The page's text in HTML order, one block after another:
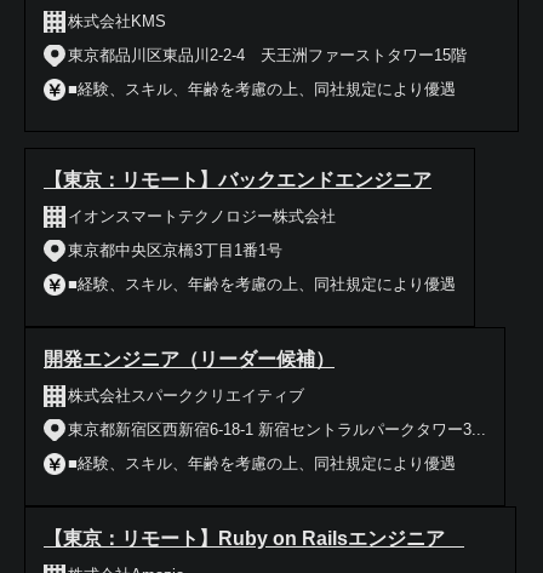
株式会社KMS
東京都品川区東品川2-2-4 天王洲ファーストタワー15階
■経験、スキル、年齢を考慮の上、同社規定により優遇
【東京：リモート】バックエンドエンジニア
イオンスマートテクノロジー株式会社
東京都中央区京橋3丁目1番1号
■経験、スキル、年齢を考慮の上、同社規定により優遇
開発エンジニア（リーダー候補）
株式会社スパーククリエイティブ
東京都新宿区西新宿6-18-1 新宿セントラルパークタワー3...
■経験、スキル、年齢を考慮の上、同社規定により優遇
【東京：リモート】Ruby on Railsエンジニア